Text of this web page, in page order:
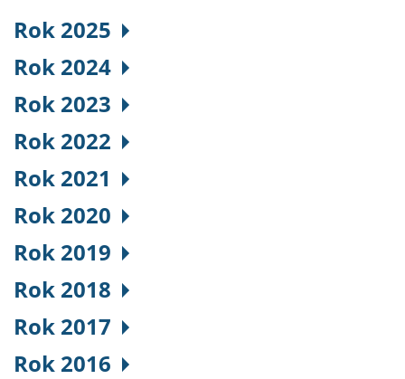
Rok 2025
Rok 2024
Rok 2023
Rok 2022
Rok 2021
Rok 2020
Rok 2019
Rok 2018
Rok 2017
Rok 2016